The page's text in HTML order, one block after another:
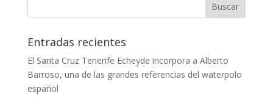
Entradas recientes
El Santa Cruz Tenerife Echeyde incorpora a Alberto
Barroso, una de las grandes referencias del waterpolo
español